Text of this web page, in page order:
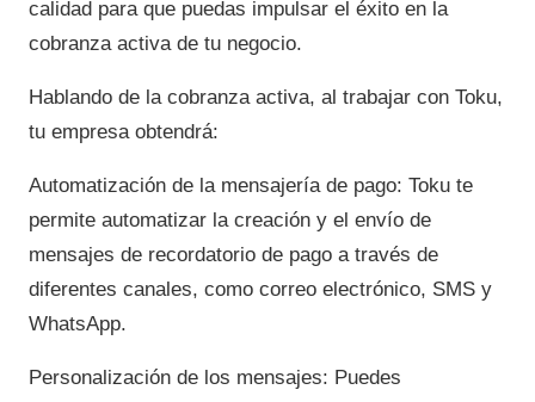
calidad para que puedas impulsar el éxito en la
cobranza activa de tu negocio.
Hablando de la cobranza activa, al trabajar con Toku,
tu empresa obtendrá:
Automatización de la mensajería de pago: Toku te
permite automatizar la creación y el envío de
mensajes de recordatorio de pago a través de
diferentes canales, como correo electrónico, SMS y
WhatsApp.
Personalización de los mensajes: Puedes